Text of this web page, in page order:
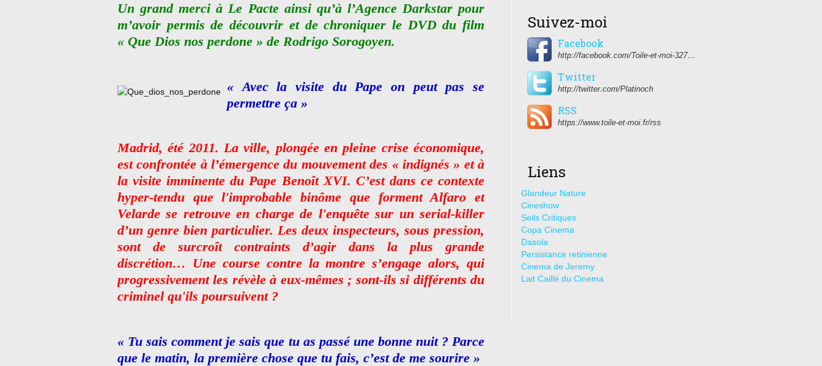
Un grand merci à Le Pacte ainsi qu’à l’Agence Darkstar pour
m’avoir permis de découvrir et de chroniquer le DVD du film
« Que Dios nos perdone » de Rodrigo Sorogoyen.
« Avec la visite du Pape on peut pas se
permettre ça »
Madrid, été 2011. La ville, plongée en pleine crise économique,
est confrontée à l’émergence du mouvement des « indignés » et à
la visite imminente du Pape Benoît XVI. C’est dans ce contexte
hyper-tendu que l'improbable binôme que forment Alfaro et
Velarde se retrouve en charge de l'enquête sur un serial-killer
d’un genre bien particulier. Les deux inspecteurs, sous pression,
sont de surcroît contraints d’agir dans la plus grande
discrétion… Une course contre la montre s’engage alors, qui
progressivement les révèle à eux-mêmes ; sont-ils si différents du
criminel qu'ils poursuivent ?
« Tu sais comment je sais que tu as passé une bonne nuit ? Parce
que le matin, la première chose que tu fais, c’est de me sourire »
Suivez-moi
Facebook
http://facebook.com/Toile-et-moi-327459350627274/
Twitter
http://twitter.com/Platinoch
RSS
https://www.toile-et-moi.fr/rss
Liens
Glandeur Nature
Cineshow
Seils Critiques
Copa Cinema
Dasola
Persistance retinienne
Cinema de Jeremy
Lait Caillé du Cinema